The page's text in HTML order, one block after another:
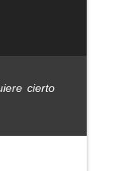
cierto